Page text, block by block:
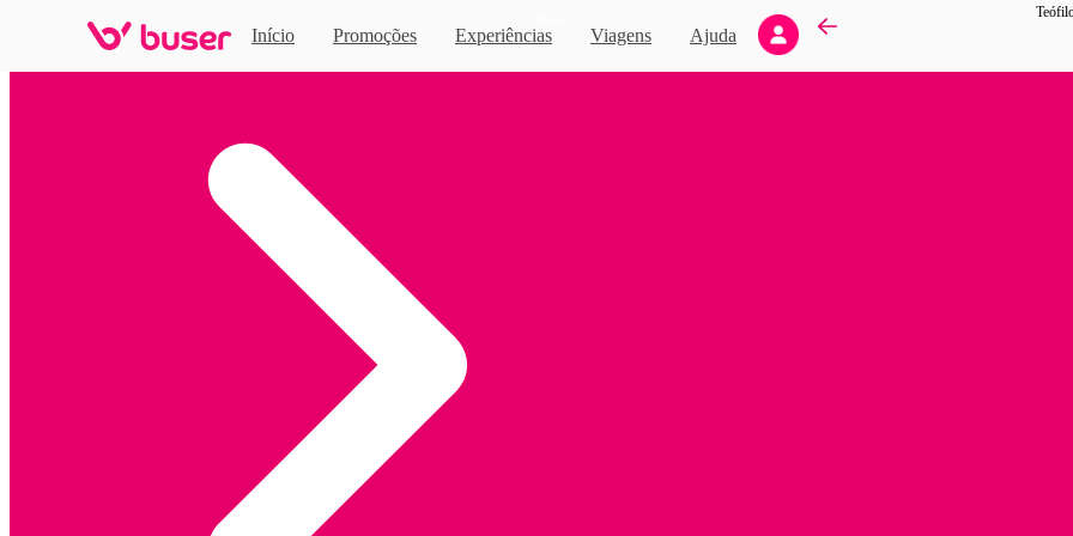
Início Promoções Experiências Viagens Ajuda